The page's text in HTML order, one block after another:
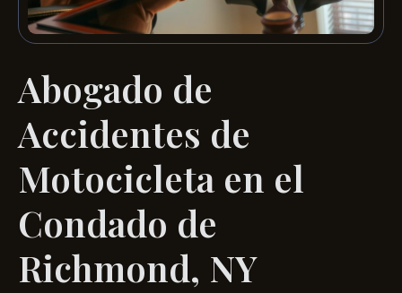
Abogado de
Accidentes de
Motocicleta en el
Condado de
Richmond, NY